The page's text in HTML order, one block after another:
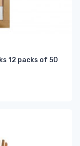
12 packs of 50